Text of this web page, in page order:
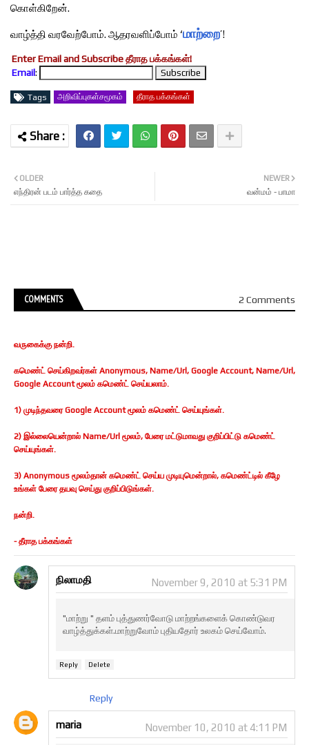
கொள்கிறேன்.
வாழ்த்தி வரவேற்போம். ஆதரவளிப்போம் ‘மாற்றை’!
Enter Email and Subscribe தீராத பக்கங்கள்!
Email:
Tags அறிவிப்புகள்சமூகம் தீராத பக்கங்கள்
NEWER
வன்மம் - பாமா
OLDER
எந்திரன் படம் பார்த்த கதை
COMMENTS 2 Comments
வருகைக்கு நன்றி.
கமெண்ட் செய்கிறவர்கள் Anonymous, Name/Url, Google Account, Name/Url,
Google Account மூலம் கமெண்ட் செய்யலாம்.
1) முடிந்தவரை Google Account மூலம் கமெண்ட் செய்யுங்கள்.
2) இல்லையென்றால் Name/Url மூலம், பேரை மட்டுமாவது குறிப்பிட்டு கமெண்ட்
செய்யுங்கள்.
3) Anonymous மூலம்தான் கமெண்ட் செய்ய முடியுமென்றால், கமெண்ட்டில் கீழே
உங்கள் பேரை தயவு செய்து குறிப்பிடுங்கள்.
நன்றி.
- தீராத பக்கங்கள்
நிலாமதி November 9, 2010 at 5:31 PM
"மாற்று " தளம் புத்துணர்வோடு மாற்றங்களைக் கொண்டுவர
வாழ்த்துக்கள்.மாற்றுவோம் புதியதோர் உலகம் செய்வோம்.
Reply Delete
Reply
maria November 10, 2010 at 4:11 PM